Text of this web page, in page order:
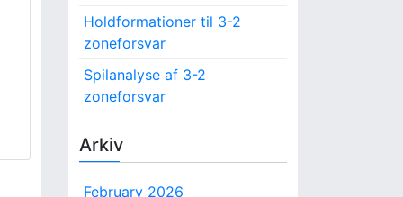
Holdformationer til 3-2
zoneforsvar
Spilanalyse af 3-2
zoneforsvar
Arkiv
February 2026